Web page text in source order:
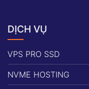
DỊCH VỤ
VPS PRO SSD
NVME HOSTING